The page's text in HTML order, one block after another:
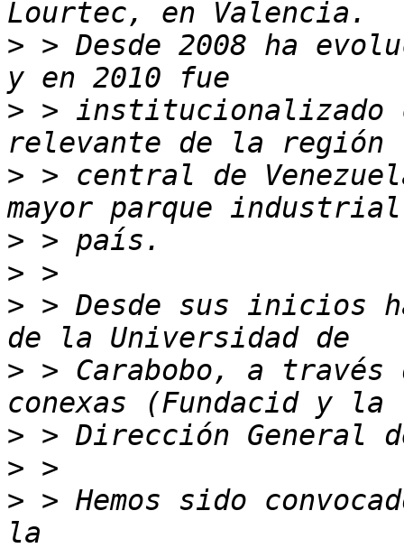
> > Desde 2008 ha
> > institucionalizado
> > central de
>
>
> > Desde sus inicios
> > Carabobo, a
>
>
> > Hemos sido